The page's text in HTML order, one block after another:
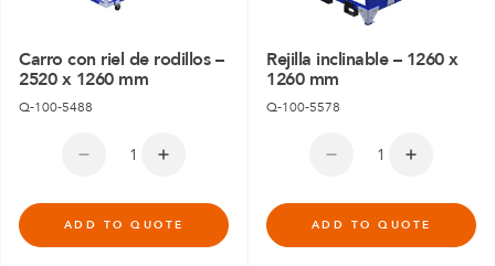
Carro con riel de rodillos –
2520 x 1260 mm
Q-100-5488
ADD TO QUOTE
Rejilla inclinable – 1260 x
1260 mm
Q-100-5578
ADD TO QUOTE